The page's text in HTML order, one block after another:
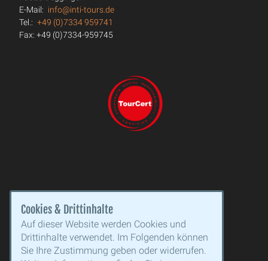
E-Mail: info@inti-tours.de
Tel.: +49 (0)7334 959741
Fax: +49 (0)7334-959745
Cookies & Drittinhalte
Auf dieser Website werden Cookies und
Drittinhalte verwendet. Im Folgenden können
Sie Ihre Zustimmung geben oder widerrufen.